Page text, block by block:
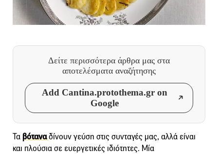
Δείτε περισσότερα άρθρα μας στα
αποτελέσματα αναζήτησης
Add Cantina.protothema.gr on
Google
Τα βόταναδίνουν γεύση στις συνταγές μας, αλλά είναι
και πλούσια σε ευεργετικές ιδιότητες. Μία